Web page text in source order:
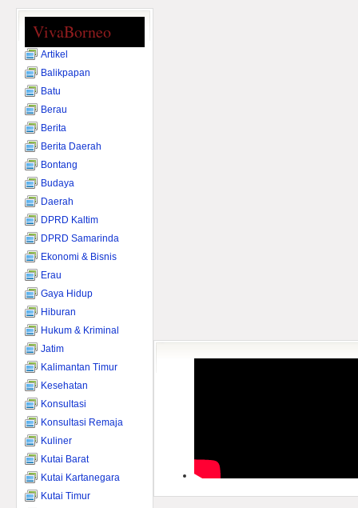
VivaBorneo
Artikel
Balikpapan
Batu
Berau
Berita
Berita Daerah
Bontang
Budaya
Daerah
DPRD Kaltim
DPRD Samarinda
Ekonomi & Bisnis
Erau
Gaya Hidup
Hiburan
Hukum & Kriminal
Jatim
Kalimantan Timur
Kesehatan
Konsultasi
Konsultasi Remaja
Kuliner
Kutai Barat
Kutai Kartanegara
Kutai Timur